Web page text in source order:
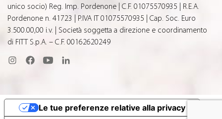
unico socio) Reg. Imp. Pordenone | C.F. 01075570935 | R.E.A.
Pordenone n. 41723 | P.IVA IT 01075570935 | Cap. Soc. Euro
3.500.00,00 i.v. | Società soggetta a direzione e coordinamento
di FITT S.p.A. – C.F. 00162620249
Le tue preferenze relative alla privacy